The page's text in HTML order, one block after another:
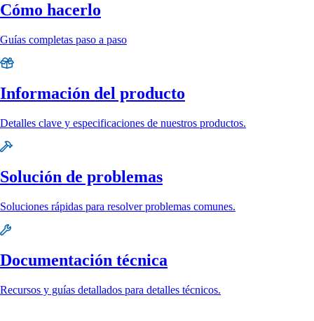
Cómo hacerlo
Guías completas paso a paso
Información del producto
Detalles clave y especificaciones de nuestros productos.
Solución de problemas
Soluciones rápidas para resolver problemas comunes.
Documentación técnica
Recursos y guías detallados para detalles técnicos.